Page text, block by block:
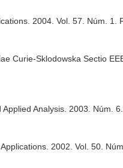
. 2004. Vol. 57. Núm. 1.
Curie-Sklodowska Sectio
Applied Analysis . 2003. Núm.
. 2002. Vol. 50.